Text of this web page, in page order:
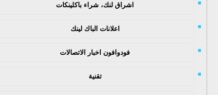
اشراق لنك، شراء باكلينكات
اعلانات الباك لينك
فودوافون اخبار الاتصالات
تقنية